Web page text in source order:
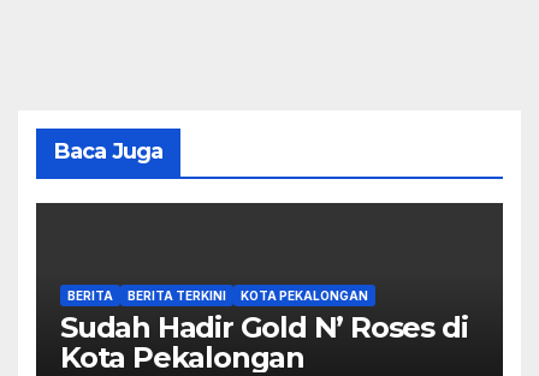
Baca Juga
BERITA BERITA TERKINI KOTA PEKALONGAN
Sudah Hadir Gold N’ Roses di
Kota Pekalongan